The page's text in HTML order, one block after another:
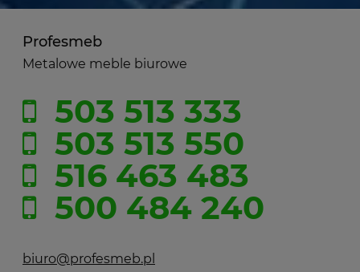
Profesmeb
Metalowe meble biurowe
503 513 333
503 513 550
516 463 483
500 484 240
biuro@profesmeb.pl